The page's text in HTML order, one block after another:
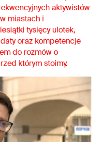
aktywistów
miastach i
tysięcy ulotek,
oraz kompetencje
do rozmów o
którym stoimy.